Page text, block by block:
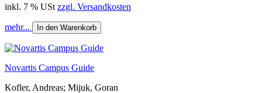
inkl. 7 % USt zzgl. Versandkosten
mehr... In den Warenkorb
Novartis Campus Guide
Kofler, Andreas; Mijuk, Goran